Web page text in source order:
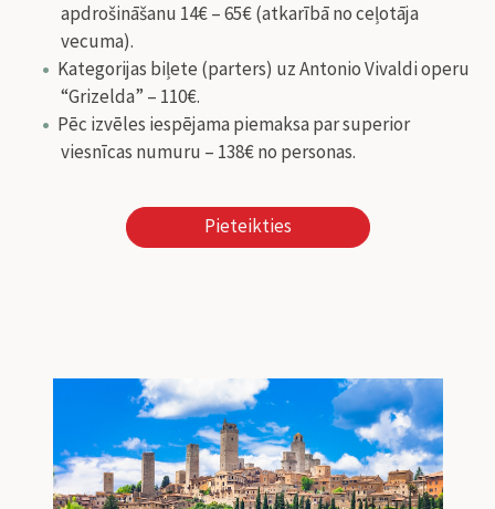
apdrošināšanu 14€ – 65€ (atkarībā no ceļotāja
vecuma).
Kategorijas biļete (parters) uz Antonio Vivaldi operu
“Grizelda” – 110€.
Pēc izvēles iespējama piemaksa par superior
viesnīcas numuru – 138€ no personas.
Pieteikties